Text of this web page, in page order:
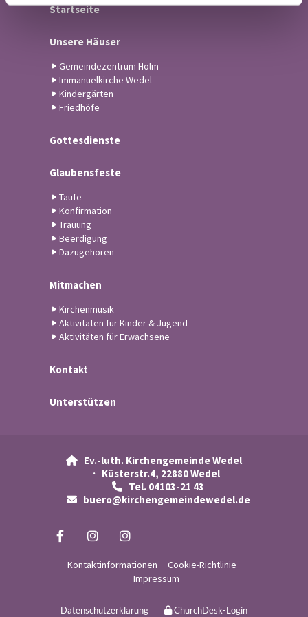
Startseite
Unsere Häuser
Gemeindezentrum Holm
Immanuelkirche Wedel
Kindergärten
Friedhöfe
Gottesdienste
Glaubensfeste
Taufe
Konfirmation
Trauung
Beerdigung
Dazugehören
Mitmachen
Kirchenmusik
Aktivitäten für Kinder & Jugend
Aktivitäten für Erwachsene
Kontakt
Unterstützen

Ev.-luth. Kirchengemeinde Wedel
· Küsterstr.4, 22880 Wedel
 Tel. 04103-21 43
buero@kirchengemeindewedel.de
Kontaktinformationen
Cookie-Richtlinie
Impressum
Datenschutzerklärung ChurchDesk-Login